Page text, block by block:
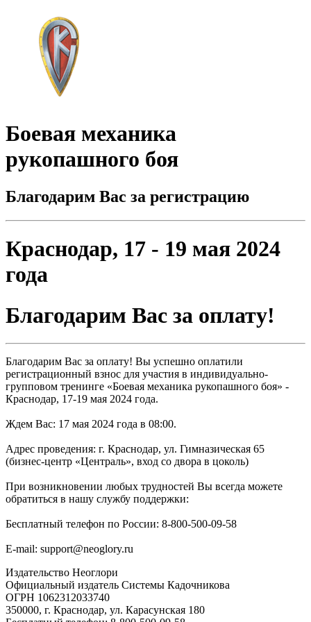
Боевая механика
рукопашного боя
Благодарим Вас за регистрацию
Краснодар, 17 - 19 мая 2024
года
Благодарим Вас за оплату!
Благодарим Вас за оплату! Вы успешно оплатили
регистрационный взнос для участия в индивидуально-
групповом тренинге «Боевая механика рукопашного боя» -
Краснодар, 17-19 мая 2024 года.
Ждем Вас: 17 мая 2024 года в 08:00.
Адрес проведения: г. Краснодар, ул. Гимназическая 65
(бизнес-центр «Централь», вход со двора в цоколь)
При возникновении любых трудностей Вы всегда можете
обратиться в нашу службу поддержки:
Бесплатный телефон по России: 8-800-500-09-58
E-mail: support@neoglory.ru
Издательство Неоглори
Официальный издатель Системы Кадочникова
ОГРН 1062312033740
350000, г. Краснодар, ул. Карасунская 180